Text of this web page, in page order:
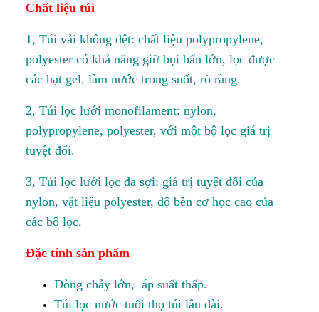
Chất liệu túi
1, Túi vải không dệt: chất liệu polypropylene,
polyester có khả năng giữ bụi bẩn lớn, lọc được
các hạt gel, làm nước trong suốt, rõ ràng.
2, Túi lọc lưới monofilament: nylon,
polypropylene, polyester, với một bộ lọc giá trị
tuyệt đối.
3, Túi lọc lưới lọc đa sợi: giá trị tuyệt đối của
nylon, vật liệu polyester, độ bền cơ học cao của
các bộ lọc.
Đặc tính sản phẩm
Dòng chảy lớn, áp suất thấp.
Túi lọc nước tuổi thọ túi lâu dài.